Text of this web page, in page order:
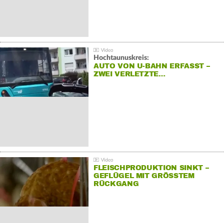
Hochtaunuskreis:
AUTO VON U-BAHN ERFASST –
ZWEI VERLETZTE…
FLEISCHPRODUKTION SINKT –
GEFLÜGEL MIT GRÖSSTEM R
ÜCKGANG